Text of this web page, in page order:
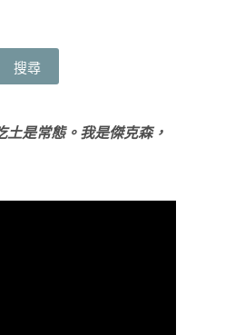
搜尋
土是常態。我是傑克森，